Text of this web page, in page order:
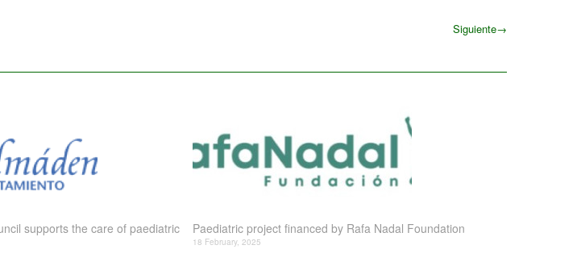
Siguiente→
supports the care of paediatric
Paediatric project financed by Rafa Nadal Foundation
18 February, 2025